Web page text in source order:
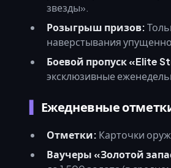
звезды».
Розыгрыш призов:
наверстывания
Боевой пропуск «Elite
эксклюзивные
Ежедневные
Отметки: Карточки
Ваучеры «Золотой